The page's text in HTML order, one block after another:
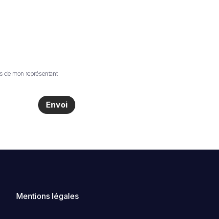
de mon représentant
Envoi
Mentions légales